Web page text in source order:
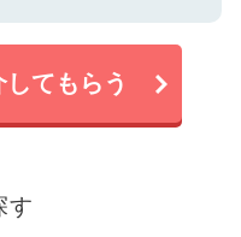
てもらう
す